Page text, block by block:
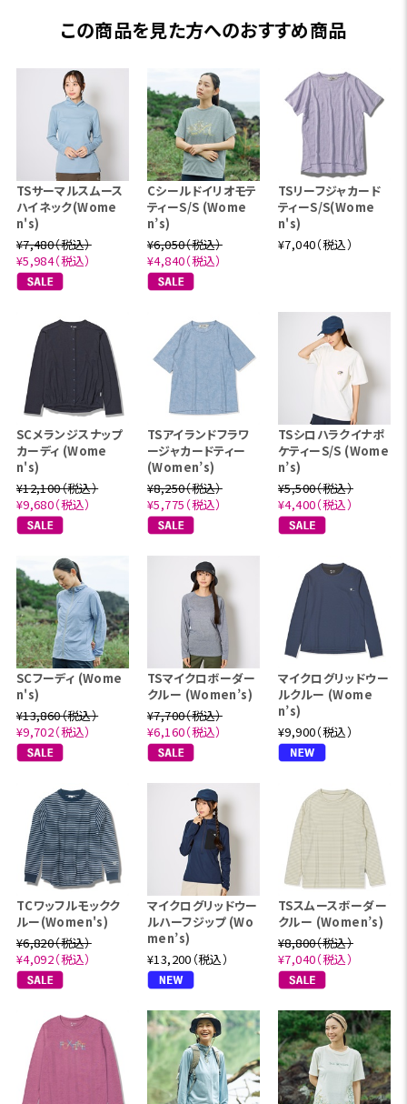
この商品を見た方へのおすすめ商品
TSサーマルスムース
ハイネック(Wome
n's)
¥7,480（税込）
¥5,984（税込）
Cシールドイリオモテ
ティーS/S (Wome
n’s)
¥6,050（税込）
¥4,840（税込）
TSリーフジャカード
ティーS/S(Wome
n's)
¥7,040（税込）
SCメランジスナップ
カーディ (Wome
n's)
¥12,100（税込）
¥9,680（税込）
TSアイランドフラワ
ージャカードティー
(Women’s)
¥8,250（税込）
¥5,775（税込）
TSシロハラクイナポ
ケティーS/S (Wome
n’s)
¥5,500（税込）
¥4,400（税込）
SCフーディ (Wome
n's)
¥13,860（税込）
¥9,702（税込）
TSマイクロボーダー
クルー (Women’s)
¥7,700（税込）
¥6,160（税込）
マイクログリッドウー
ルクルー (Wome
n’s)
¥9,900（税込）
TCワッフルモックク
ルー(Women's)
¥6,820（税込）
¥4,092（税込）
マイクログリッドウー
ルハーフジップ (Wo
men’s)
¥13,200（税込）
TSスムースボーダー
クルー (Women’s)
¥8,800（税込）
¥7,040（税込）